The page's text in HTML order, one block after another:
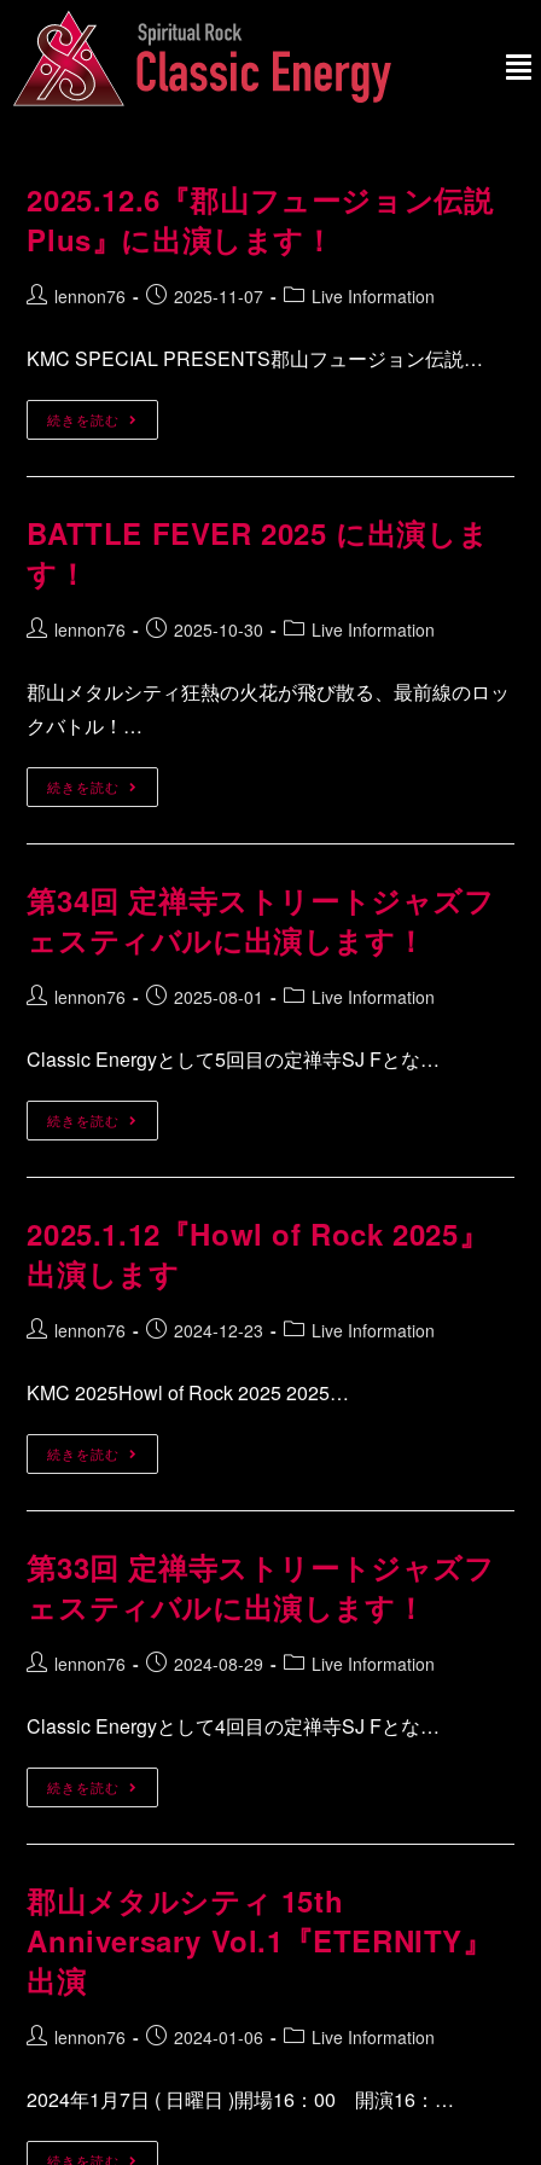
2025.12.6『郡山フュージョン伝説
Plus』に出演します！
lennon76 2025-11-07 Live Information
KMC SPECIAL PRESENTS郡山フュージョン伝説…
続きを読む
BATTLE FEVER 2025 に出演しま
す！
lennon76 2025-10-30 Live Information
郡山メタルシティ狂熱の火花が飛び散る、最前線のロッ
クバトル！…
続きを読む
第34回 定禅寺ストリートジャズフ
ェスティバルに出演します！
lennon76 2025-08-01 Live Information
Classic Energyとして5回目の定禅寺SJ Fとな…
続きを読む
2025.1.12『Howl of Rock 2025』
出演します
lennon76 2024-12-23 Live Information
KMC 2025Howl of Rock 2025 2025…
続きを読む
第33回 定禅寺ストリートジャズフ
ェスティバルに出演します！
lennon76 2024-08-29 Live Information
Classic Energyとして4回目の定禅寺SJ Fとな…
続きを読む
郡山メタルシティ 15th
Anniversary Vol.1『ETERNITY』
出演
lennon76 2024-01-06 Live Information
2024年1月7日 ( 日曜日 )開場16：00 開演16：…
続きを読む